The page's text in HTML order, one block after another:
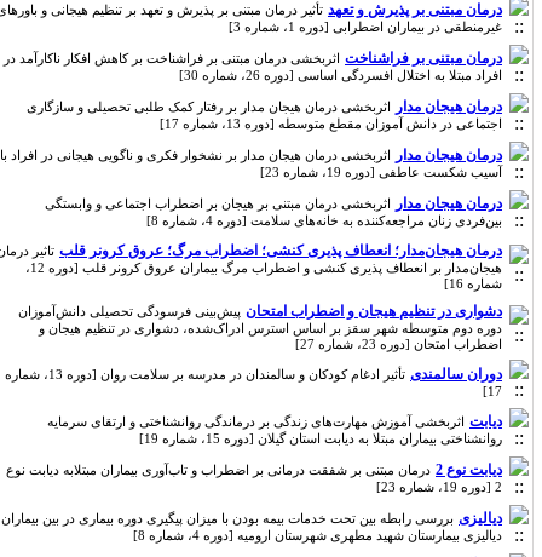
درمان مبتنی بر پذیرش و تعهد تأثیر درمان مبتنی بر پذیرش و تعهد بر تنظیم هیجانی و باورهای
غیرمنطقی در بیماران اضطرابی [دوره 1، شماره 3]
درمان مبتنی بر فراشناخت اثربخشی درمان مبتنی بر فراشناخت بر کاهش افکار ناکارآمد در
افراد مبتلا به اختلال افسردگی اساسی [دوره 26، شماره 30]
درمان هیجان مدار اثربخشی درمان هیجان مدار بر رفتار کمک طلبی تحصیلی و سازگاری
اجتماعی در دانش آموزان مقطع متوسطه [دوره 13، شماره 17]
درمان هیجان مدار اثربخشی درمان هیجان مدار بر نشخوار فکری و ناگویی هیجانی در افراد با
آسیب شکست عاطفی [دوره 19، شماره 23]
درمان هیجان مدار اثربخشی درمان مبتنی بر هیجان بر اضطراب اجتماعی و وابستگی
بین‌فردی زنان مراجعه‌کننده به خانه‌های سلامت [دوره 4، شماره 8]
درمان هیجان‌مدار؛ انعطاف پذیری کنشی؛ اضطراب مرگ؛ عروق کرونر قلب تاثیر درمان
هیجان‌مدار بر انعطاف پذیری کنشی و اضطراب مرگ بیماران عروق کرونر قلب [دوره 12،
شماره 16]
دشواری در تنظیم هیجان و اضطراب امتحان پیش‌بینی فرسودگی تحصیلی دانش‌آموزان
دوره دوم متوسطه شهر سقز بر اساس استرس ادراک‌شده، دشواری در تنظیم هیجان و
اضطراب امتحان [دوره 23، شماره 27]
دوران سالمندی
تأثیر ادغام کودکان و سالمندان در مدرسه بر سلامت روان [دوره 13، شماره
17]
دیابت اثربخشی آموزش مهارت‌های زندگی بر درماندگی روانشناختی و ارتقای سرمایه
روانشناختی بیماران مبتلا به دیابت استان گیلان [دوره 15، شماره 19]
دیابت نوع 2
درمان مبتنی بر شفقت درمانی بر اضطراب و تاب‌آوری بیماران مبتلابه دیابت نوع
2 [دوره 19، شماره 23]
دیالیزی بررسی رابطه بین تحت خدمات بیمه بودن با میزان پیگیری دوره بیماری در بین بیماران
دیالیزی بیمارستان شهید مطهری شهرستان ارومیه [دوره 4، شماره 8]